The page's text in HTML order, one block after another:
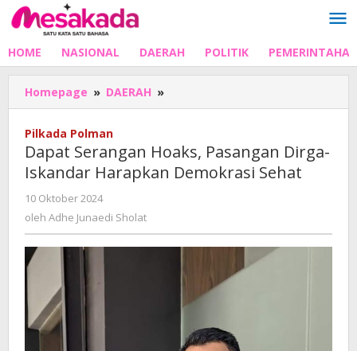
Lewati
ke
HOME NASIONAL DAERAH POLITIK
Homepage » DAERAH »
Serangan
Dirga-
Iskandar
Pilkada Polman
Dapat Serangan Hoaks, Pasangan Dirga-
Iskandar Harapkan Demokrasi Sehat
10 Oktober 2024
Adhe
oleh Adhe Junaedi Sholat